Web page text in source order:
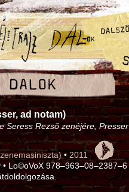
ad notam)
Seress Rezső zenéjére,
• 2011
Lo©oVoX 978–963–08–2387–6